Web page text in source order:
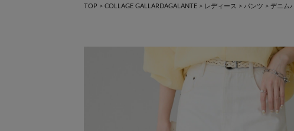
TOP > COLLAGE GALLARDAGALANTE > レディース > パンツ > デニム